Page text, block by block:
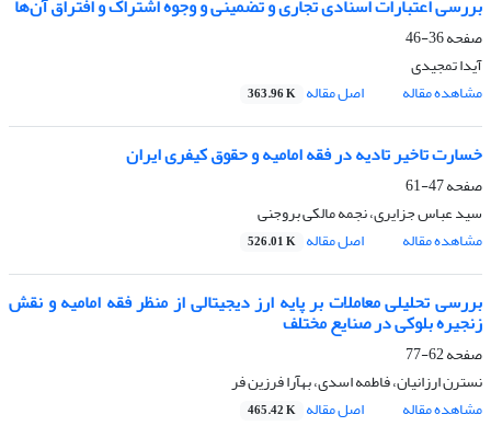
بررسی اعتبارات اسنادی تجاری و تضمینی و وجوه اشتراک و افتراق آن‌ها
صفحه36-46
آیدا تمجیدی
مشاهده مقاله
اصل مقاله 363.96 K
خسارت تاخیر تادیه در فقه امامیه و حقوق کیفری ایران
صفحه47-61
سید عباس جزایری، نجمه مالکی بروجنی
مشاهده مقاله
اصل مقاله 526.01 K
بررسی تحلیلی معاملات بر پایه ارز دیجیتالی از منظر فقه امامیه و نقش
زنجیره بلوکی در صنایع مختلف
صفحه62-77
نسترن ارزانیان، فاطمه اسدی، به‏آرا فرزین فر
مشاهده مقاله
اصل مقاله 465.42 K